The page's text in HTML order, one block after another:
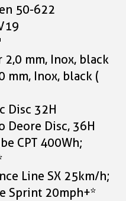
50-622
2,0 mm, Inox, black
mm, Inox, black (
Disc 32H
Deore Disc, 36H
CPT 400Wh;
Line SX 25km/h;
Sprint 20mph+*